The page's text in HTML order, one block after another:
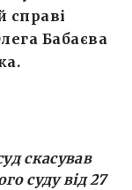
справі
Бабаєва
скасував
суду від 27